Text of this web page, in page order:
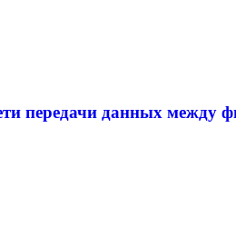
передачи данных между